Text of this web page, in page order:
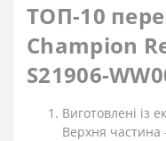
ТОП-10
Champion
S21906-
Виготовлені із
Верхня частина